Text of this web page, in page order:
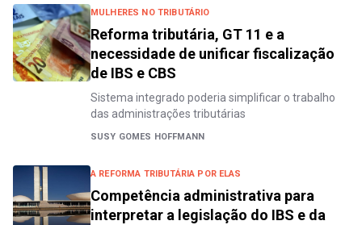
MULHERES NO TRIBUTÁRIO
Reforma tributária, GT 11 e a
necessidade de unificar fiscalização
de IBS e CBS
Sistema integrado poderia simplificar o trabalho
das administrações tributárias
SUSY GOMES HOFFMANN
A REFORMA TRIBUTÁRIA POR ELAS
Competência administrativa para
interpretar a legislação do IBS e da